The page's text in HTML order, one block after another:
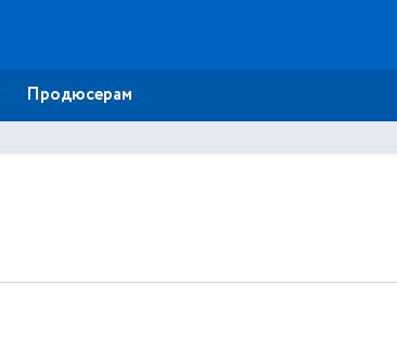
Продюсерам